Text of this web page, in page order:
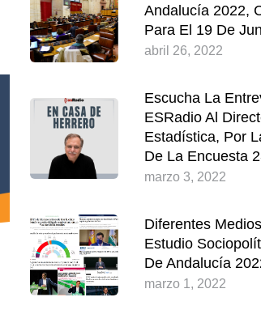
Andalucía 2022,
Para El 19 De
abril 26, 2022
Escucha La
ESRadio Al
Estadística, Por
De La Encuesta
marzo 3, 2022
Diferentes
Estudio
De Andalucía
marzo 1, 2022